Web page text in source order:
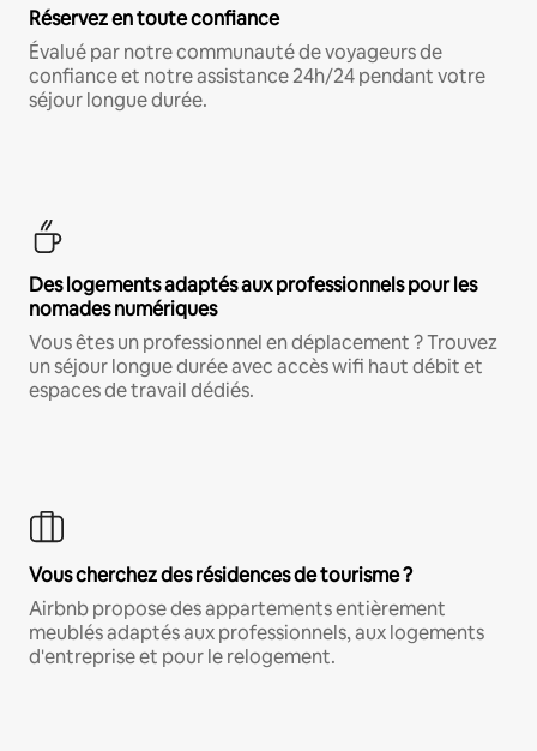
Réservez en toute confiance
Évalué par notre communauté de voyageurs de
confiance et notre assistance 24h/24 pendant votre
séjour longue durée.
Des logements adaptés aux professionnels pour les
nomades numériques
Vous êtes un professionnel en déplacement ? Trouvez
un séjour longue durée avec accès wifi haut débit et
espaces de travail dédiés.
Vous cherchez des résidences de tourisme ?
Airbnb propose des appartements entièrement
meublés adaptés aux professionnels, aux logements
d'entreprise et pour le relogement.